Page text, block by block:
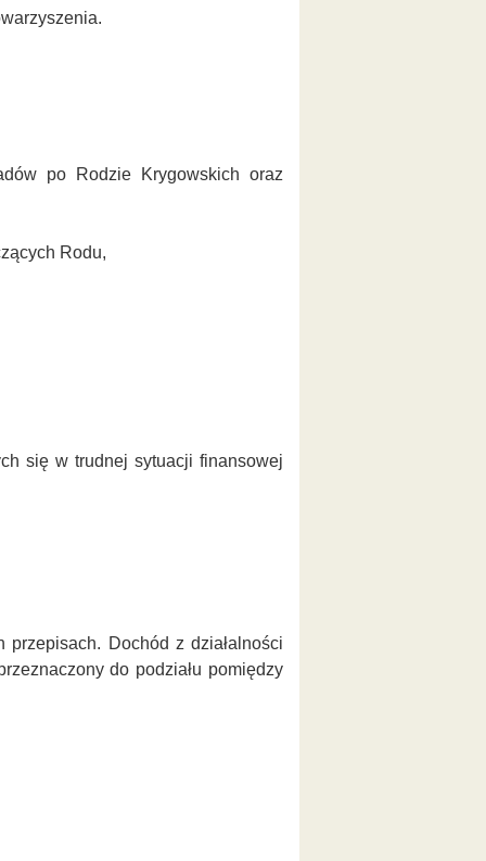
po Rodzie Krygowskich oraz
Rodu,
się w trudnej sytuacji finansowej
Dochód z działalności
do podziału pomiędzy